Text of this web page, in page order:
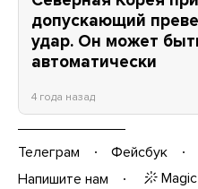
допускающий
удар. Он может
автоматически
4 года назад
Телеграм Фейсбук
Напишите нам